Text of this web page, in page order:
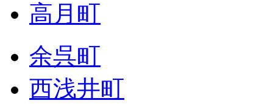
高月町
余呉町
西浅井町